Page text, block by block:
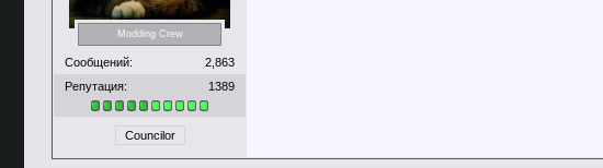
Modding Crew
Сообщений:
2,863
Репутация:
1389
Councilor